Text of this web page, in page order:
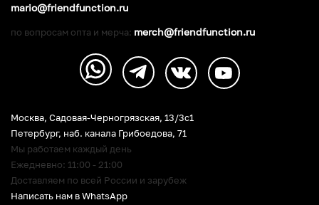
Москва, Садовая-Черногрязская, 13/3c1
Петербург, наб. канала Грибоедова, 71
Мы работаем каждый день
Ежедневно: 11:00 - 21:00
Доставляем по всей России и зарубеж
Написать нам в WhatsApp
mario@friendfunction.ru
по вопросам опта и мерча: merch@friendfunction.ru